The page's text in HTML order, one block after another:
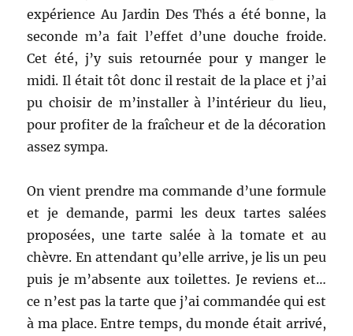
expérience Au Jardin Des Thés a été bonne, la
seconde m’a fait l’effet d’une douche froide.
Cet été, j’y suis retournée pour y manger le
midi. Il était tôt donc il restait de la place et j’ai
pu choisir de m’installer à l’intérieur du lieu,
pour profiter de la fraîcheur et de la décoration
assez sympa.
On vient prendre ma commande d’une formule
et je demande, parmi les deux tartes salées
proposées, une tarte salée à la tomate et au
chèvre. En attendant qu’elle arrive, je lis un peu
puis je m’absente aux toilettes. Je reviens et…
ce n’est pas la tarte que j’ai commandée qui est
à ma place. Entre temps, du monde était arrivé,